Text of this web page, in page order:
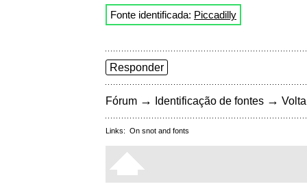
Fonte identificada: Piccadilly
Responder
Fórum → Identificação de fontes →
Links: On snot and fonts